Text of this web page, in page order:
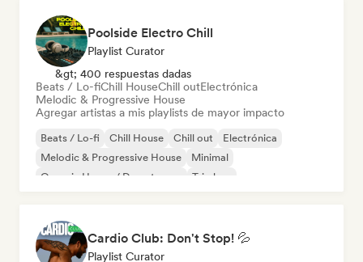
Poolside Electro Chill
Playlist Curator
&gt; 400 respuestas dadas
Beats / Lo-fiChill HouseChill outElectrónica
Melodic & Progressive House
Agregar artistas a mis playlists de mayor impacto
Beats / Lo-fi Chill House Chill out
Electrónica
Melodic & Progressive House
Minimal
Organic House / Downtempo
Trip hop
Cardio Club: Don't Stop! 💦
Playlist Curator